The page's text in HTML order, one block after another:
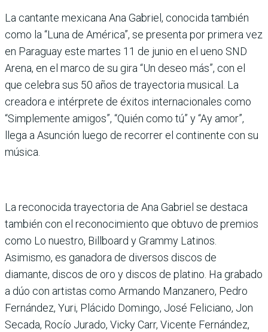
La cantante mexicana Ana Gabriel, conocida también
como la “Luna de América”, se presenta por primera vez
en Paraguay este martes 11 de junio en el ueno SND
Arena, en el marco de su gira “Un deseo más”, con el
que celebra sus 50 años de trayectoria musical. La
creadora e intérprete de éxitos internacionales como
“Simplemente amigos”, “Quién como tú” y “Ay amor”,
llega a Asunción luego de recorrer el continente con su
música.
La reconocida trayectoria de Ana Gabriel se destaca
también con el reconocimiento que obtuvo de premios
como Lo nuestro, Billboard y Grammy Latinos.
Asimismo, es ganadora de diversos discos de
diamante, discos de oro y discos de platino. Ha grabado
a dúo con artistas como Armando Manzanero, Pedro
Fernández, Yuri, Plácido Domingo, José Feliciano, Jon
Secada, Rocío Jurado, Vicky Carr, Vicente Fernández,